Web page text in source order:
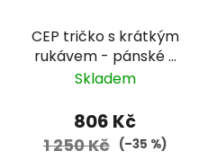
CEP tričko s krátkým
rukávem - pánské -
modrá
Skladem
806 Kč
1 250 Kč (–35 %)